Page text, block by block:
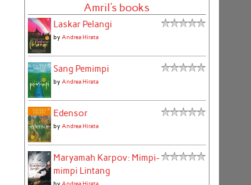
Amril's books
Laskar Pelangi
by Andrea Hirata
Sang Pemimpi
by Andrea Hirata
Edensor
by Andrea Hirata
Maryamah Karpov: Mimpi-
mimpi Lintang
by Andrea Hirata